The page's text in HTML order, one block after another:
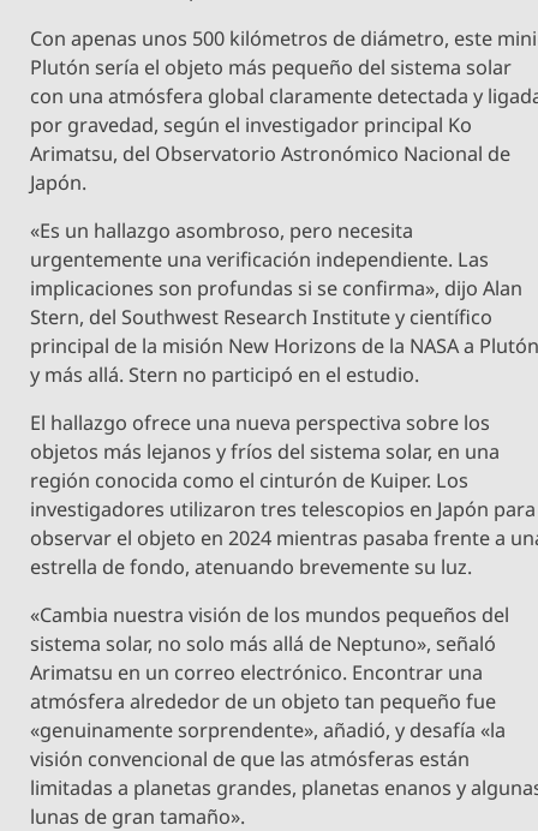
Con apenas unos 500 kilómetros de diámetro, este mini
Plutón sería el objeto más pequeño del sistema solar
con una atmósfera global claramente detectada y
por gravedad, según el investigador principal Ko
Arimatsu, del Observatorio Astronómico Nacional de
Japón.
«Es un hallazgo asombroso, pero necesita
urgentemente una verificación independiente. Las
implicaciones son profundas si se confirma», dijo Alan
Stern, del Southwest Research Institute y científico
principal de la misión New Horizons de la NASA a
y más allá. Stern no participó en el estudio.
El hallazgo ofrece una nueva perspectiva sobre los
objetos más lejanos y fríos del sistema solar, en una
región conocida como el cinturón de Kuiper. Los
investigadores utilizaron tres telescopios en Japón para
observar el objeto en 2024 mientras pasaba frente a
estrella de fondo, atenuando brevemente su luz.
«Cambia nuestra visión de los mundos pequeños del
sistema solar, no solo más allá de Neptuno», señaló
Arimatsu en un correo electrónico. Encontrar una
atmósfera alrededor de un objeto tan pequeño fue
«genuinamente sorprendente», añadió, y desafía «la
visión convencional de que las atmósferas están
limitadas a planetas grandes, planetas enanos y
lunas de gran tamaño».